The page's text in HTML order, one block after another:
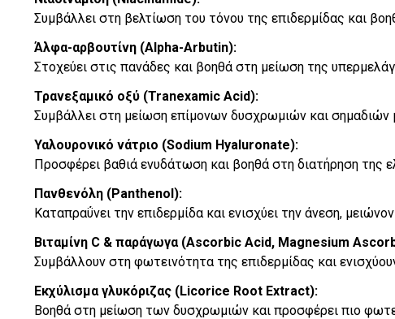
Συμβάλλει στη βελτίωση του τόνου της επιδερμίδας και
Άλφα-αρβουτίνη (Alpha-Arbutin):
Στοχεύει στις πανάδες και βοηθά στη μείωση της
Τρανεξαμικό οξύ (Tranexamic Acid):
Συμβάλλει στη μείωση επίμονων δυσχρωμιών και σημαδιών
Υαλουρονικό νάτριο (Sodium Hyaluronate):
Προσφέρει βαθιά ενυδάτωση και βοηθά στη διατήρηση της
Πανθενόλη (Panthenol):
Καταπραΰνει την επιδερμίδα και ενισχύει την άνεση,
Βιταμίνη C & παράγωγα (Ascorbic Acid, Magnesium
Συμβάλλουν στη φωτεινότητα της επιδερμίδας και
Εκχύλισμα γλυκόριζας (Licorice Root Extract):
Βοηθά στη μείωση των δυσχρωμιών και προσφέρει πιο